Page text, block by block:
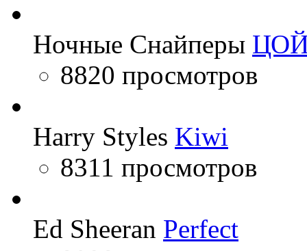
Ночные Снайперы
8820 просмотров
Harry Styles Kiwi
8311 просмотров
Ed Sheeran Perfect